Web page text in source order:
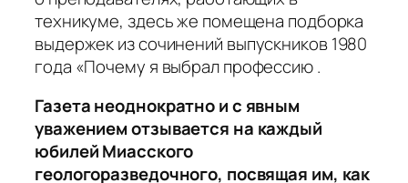
техникуме, здесь же помещена подборка
выдержекиз сочинений выпускников 1980
года «Почему я выбрал профессию .
Газета неоднократно и с явным
уважением отзывается на каждый
юбилей Миасского
геологоразведочного, посвящая им, как